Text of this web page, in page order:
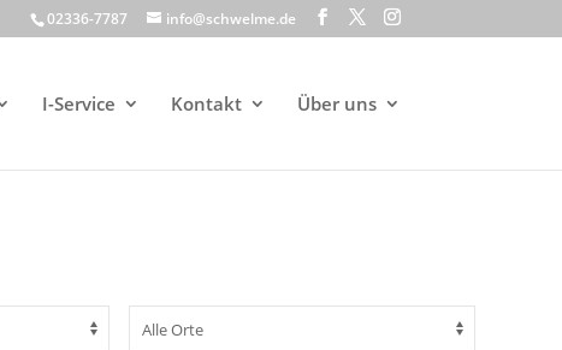
02336-7787 info@schwelme.de
I-Service Kontakt Über uns